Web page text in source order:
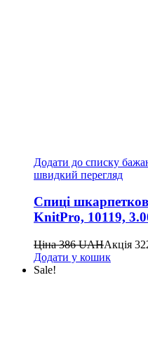
Додати до списку
швидкий перегляд
Спиці
KnitPro, 10119,
Ціна386UAHАкція
Додати у кошик
Sale!